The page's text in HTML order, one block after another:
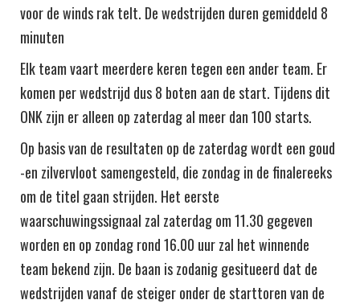
voor de winds rak telt. De wedstrijden duren gemiddeld 8
minuten
Elk team vaart meerdere keren tegen een ander team. Er
komen per wedstrijd dus 8 boten aan de start. Tijdens dit
ONK zijn er alleen op zaterdag al meer dan 100 starts.
Op basis van de resultaten op de zaterdag wordt een goud
-en zilvervloot samengesteld, die zondag in de finalereeks
om de titel gaan strijden. Het eerste
waarschuwingssignaal zal zaterdag om 11.30 gegeven
worden en op zondag rond 16.00 uur zal het winnende
team bekend zijn. De baan is zodanig gesitueerd dat de
wedstrijden vanaf de steiger onder de starttoren van de